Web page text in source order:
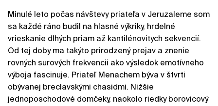
Minulé leto počas návštevy priateľa v Jeruzaleme som
sa každé ráno budil na hlasné výkriky, hrdelné
vrieskanie dlhých priam až kantilénovitych sekvencií.
Od tej doby ma takýto prirodzený prejav a znenie
rovných surových frekvencii ako výsledok emotívneho
výboja fascinuje. Priateľ Menachem býva v štvrti
obývanej breclavskými chasidmi. Nižšie
jednoposchodové domčeky, naokolo riedky borovicový